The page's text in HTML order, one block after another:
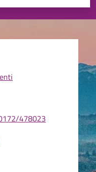
478023